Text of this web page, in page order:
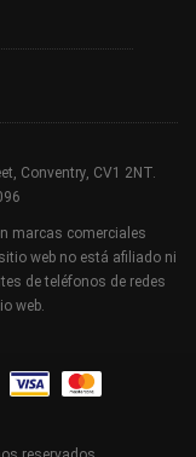
Conventry, CV1 2NT.
marcas comerciales
web no está afiliado ni
de teléfonos de redes
web.